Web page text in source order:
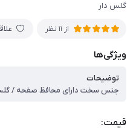
گلس دار
از 11 نظر
ویژگی‌ها
توضیحات
قیمت: